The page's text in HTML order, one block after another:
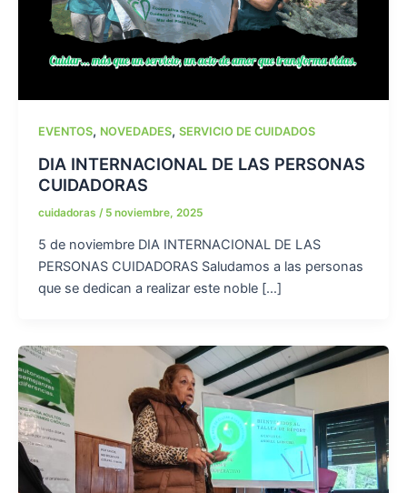
EVENTOS, NOVEDADES, SERVICIO DE CUIDADOS
DIA INTERNACIONAL DE LAS PERSONAS
CUIDADORAS
cuidadoras / 5 noviembre, 2025
5 de noviembre DIA INTERNACIONAL DE LAS
PERSONAS CUIDADORAS Saludamos a las personas
que se dedican a realizar este noble […]